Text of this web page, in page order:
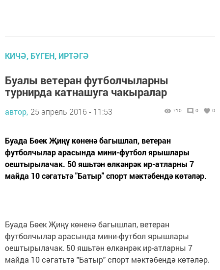
КИЧӘ, БҮГЕН, ИРТӘГӘ
Буалы ветеран футболчыларны
турнирда катнашуга чакыралар
автор, 25 апрель 2016 - 11:53 710 0 0
Буада Бөек Җиңү көненә багышлап, ветеран
футболчылар арасында мини-футбол ярышлары
оештырылачак. 50 яшьтән өлкәнрәк ир-атларны 7
майда 10 сәгатьтә "Батыр" спорт мәктәбендә көтәләр.
Буада Бөек Җиңү көненә багышлап, ветеран
футболчылар арасында мини-футбол ярышлары
оештырылачак. 50 яшьтән өлкәнрәк ир-атларны 7
майда 10 сәгатьтә "Батыр" спорт мәктәбендә көтәләр.